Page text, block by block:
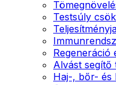
Testsúly
Regeneráció
Alvást segítő
Haj-, bőr- és